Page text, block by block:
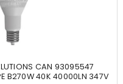
CAN 93095547
B270W 40K 40000LN 347V